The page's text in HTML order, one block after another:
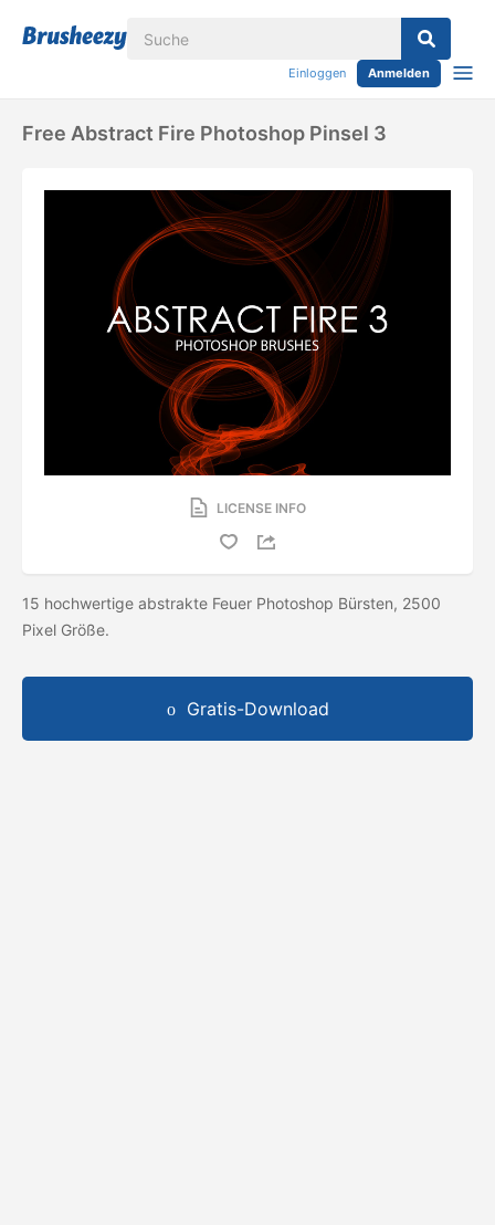
Einloggen Anmelden
Free Abstract Fire Photoshop Pinsel 3
LICENSE INFO
15 hochwertige abstrakte Feuer Photoshop Bürsten, 2500
Pixel Größe.
Gratis-Download